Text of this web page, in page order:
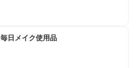
毎日メイク使用品